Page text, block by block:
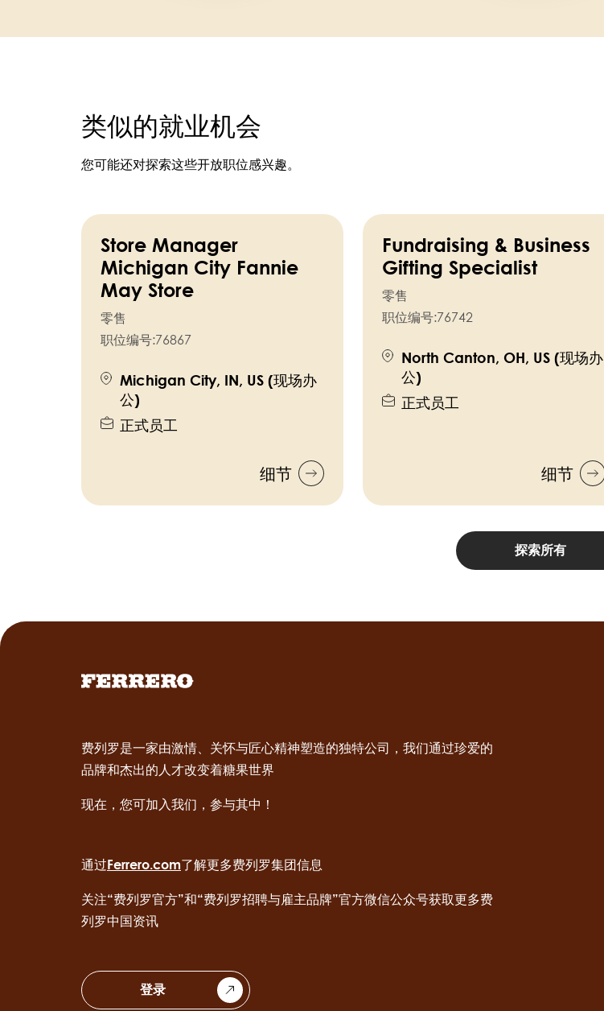
类似的就业机会
您可能还对探索这些开放职位感兴趣。
Store Manager
Michigan City Fannie
May Store
零售
职位编号:76867
Michigan City, IN, US (现场办
公)
正式员工
细节
Fundraising & Business
Gifting Specialist
零售
职位编号:76742
North Canton, OH, US (现场办
公)
正式员工
细节
探索所有
费列罗是一家由激情、关怀与匠心精神塑造的独特公司，我们通过珍爱的
品牌和杰出的人才改变着糖果世界
现在，您可加入我们，参与其中！
通过Ferrero.com了解更多费列罗集团信息
关注“费列罗官方”和“费列罗招聘与雇主品牌”官方微信公众号获取更多费
列罗中国资讯
登录